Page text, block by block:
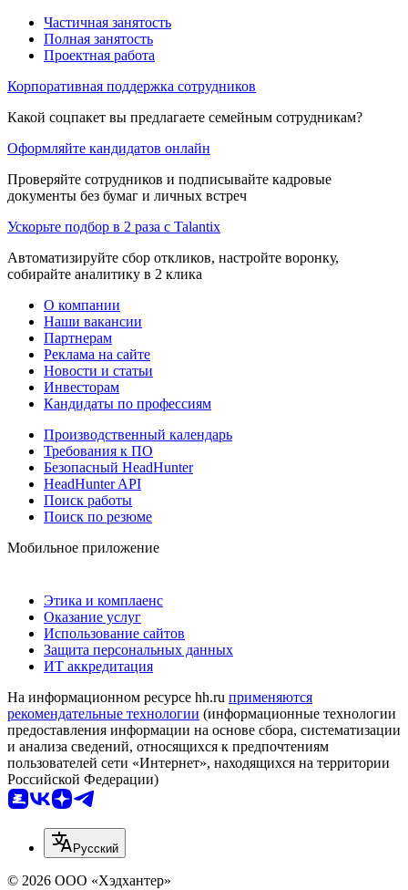
Частичная занятость
Полная занятость
Проектная работа
Корпоративная поддержка сотрудников
Какой соцпакет вы предлагаете семейным сотрудникам?
Оформляйте кандидатов онлайн
Проверяйте сотрудников и подписывайте кадровые
документы без бумаг и личных встреч
Ускорьте подбор в 2 раза с Talantix
Автоматизируйте сбор откликов, настройте воронку,
собирайте аналитику в 2 клика
О компании
Наши вакансии
Партнерам
Реклама на сайте
Новости и статьи
Инвесторам
Кандидаты по профессиям
Производственный календарь
Требования к ПО
Безопасный HeadHunter
HeadHunter API
Поиск работы
Поиск по резюме
Мобильное приложение
Этика и комплаенс
Оказание услуг
Использование сайтов
Защита персональных данных
ИТ аккредитация
На информационном ресурсе hh.ru применяются
рекомендательные технологии (информационные технологии
предоставления информации на основе сбора, систематизации
и анализа сведений, относящихся к предпочтениям
пользователей сети «Интернет», находящихся на территории
Российской Федерации)
Русский
© 2026 ООО «Хэдхантер»